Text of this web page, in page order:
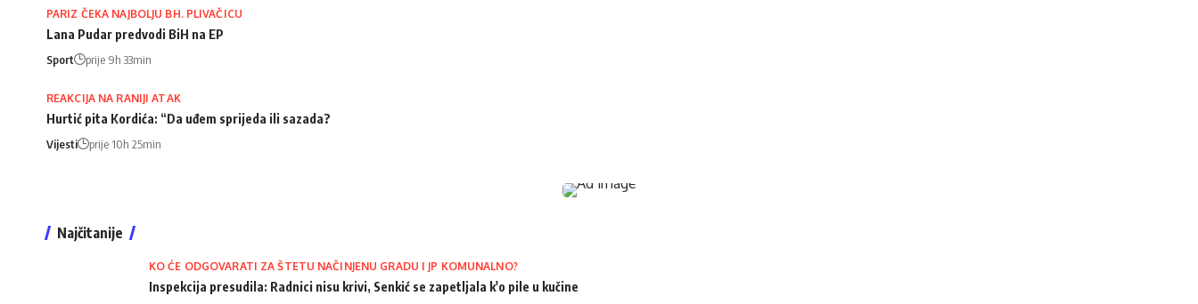
PARIZ ČEKA NAJBOLJU BH. PLIVAČICU
Lana Pudar predvodi BiH na EP
Sport prije 9h 33min
REAKCIJA NA RANIJI ATAK
Hurtić pita Kordića: “Da uđem sprijeda ili sazada?
Vijesti prije 10h 25min
Najčitanije
KO ĆE ODGOVARATI ZA ŠTETU NAČINJENU GRADU I JP KOMUNALNO?
Inspekcija presudila: Radnici nisu krivi, Senkić se zapetljala k'o pile u kučine